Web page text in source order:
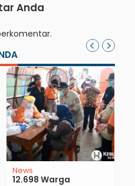
Anda
News
12.698 Warga